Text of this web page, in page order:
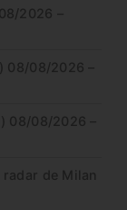
2026 –
08/08/2026 –
08/08/2026 –
de Milan